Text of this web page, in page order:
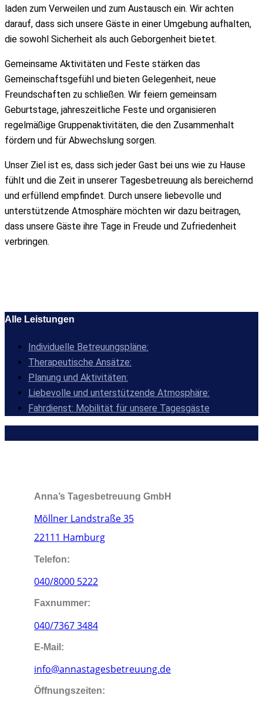
laden zum Verweilen und zum Austausch ein. Wir achten
darauf, dass sich unsere Gäste in einer Umgebung aufhalten,
die sowohl Sicherheit als auch Geborgenheit bietet.
Gemeinsame Aktivitäten und Feste stärken das
Gemeinschaftsgefühl und bieten Gelegenheit, neue
Freundschaften zu schließen. Wir feiern gemeinsam
Geburtstage, jahreszeitliche Feste und organisieren
regelmäßige Gruppenaktivitäten, die den Zusammenhalt
fördern und für Abwechslung sorgen.
Unser Ziel ist es, dass sich jeder Gast bei uns wie zu Hause
fühlt und die Zeit in unserer Tagesbetreuung als bereichernd
und erfüllend empfindet. Durch unsere liebevolle und
unterstützende Atmosphäre möchten wir dazu beitragen,
dass unsere Gäste ihre Tage in Freude und Zufriedenheit
verbringen.
Alle Leistungen
Individuelle Betreuungspläne:
Therapeutische Ansätze:
Planung und Aktivitäten:
Liebevolle und unterstützende Atmosphäre:
Fahrdienst: Mobilität für unsere Tagesgäste
Anna’s Tagesbetreuung GmbH
Möllner Landstraße 35
22111 Hamburg
Telefon:
040/8000 5222
Faxnummer:
040/7367 3484
E-Mail:
info@annastagesbetreuung.de
Öffnungszeiten: